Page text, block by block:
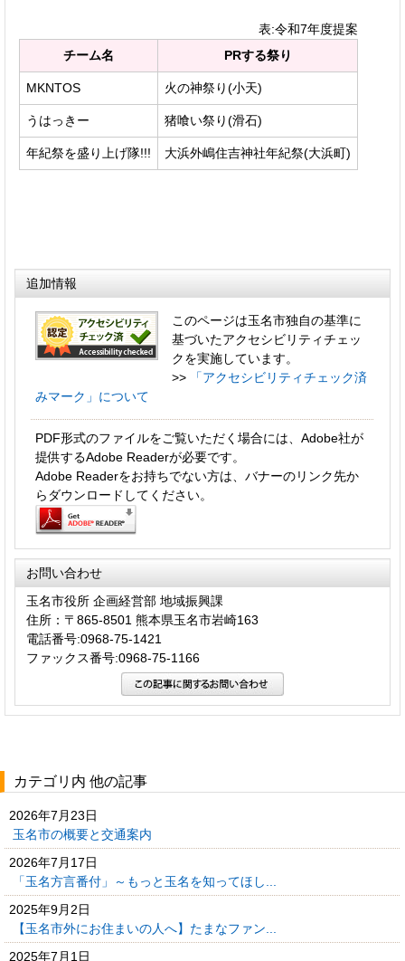
表:令和7年度提案
チーム名
PRする祭り
MKNTOS 火の神祭り(小天)
うはっきー 猪喰い祭り(滑石)
年紀祭を盛り上げ隊!!! 大浜外嶋住吉神社年紀祭(大浜町)
追加情報
このページは玉名市独自の基準に
基づいたアクセシビリティチェッ
クを実施しています。
>>
「アクセシビリティチェック済
みマーク」について
PDF形式のファイルをご覧いただく場合には、Adobe社が
提供するAdobe Readerが必要です。
Adobe Readerをお持ちでない方は、バナーのリンク先か
らダウンロードしてください。
お問い合わせ
玉名市役所 企画経営部 地域振興課
住所：〒865-8501 熊本県玉名市岩崎163
電話番号:0968-75-1421
ファックス番号:0968-75-1166
カテゴリ内 他の記事
2026年7月23日
玉名市の概要と交通案内
2026年7月17日
「玉名方言番付」～もっと玉名を知ってほし...
2025年9月2日
【玉名市外にお住まいの人へ】たまなファン...
2025年7月1日